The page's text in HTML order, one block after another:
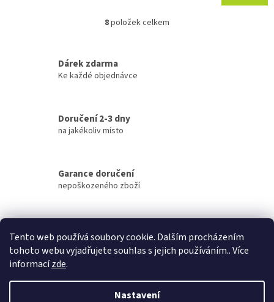
Tento web používá soubory cookie. Dalším procházením
tohoto webu vyjadřujete souhlas s jejich používáním.. Více
informacízde.
Nastavení
O
d
v
ý
i
u
8položek celkem
Dárek zdarma
Ke každé objednávce
Doručení 2-3 dny
na jakékoliv místo
Garance doručení
nepoškozeného zboží
Z
Vytvořil Shoptet